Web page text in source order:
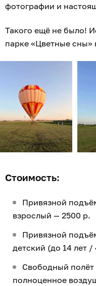
фотографии и
Такого ещё не было!
парке «Цветные сны»
Стоимость:
Привязной
взрослый — 2500 р.
Привязной
детский (до 14 лет
Свободный полёт
полноценное